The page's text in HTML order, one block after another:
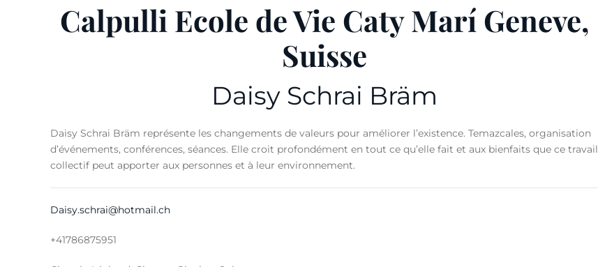
Calpulli Ecole de Vie Caty Marí Geneve,
Suisse
Daisy Schrai Bräm
Daisy Schrai Bräm représente les changements de valeurs pour améliorer l’existence. Temazcales, organisation
d’événements, conférences, séances. Elle croit profondément en tout ce qu’elle fait et aux bienfaits que ce travail
collectif peut apporter aux personnes et à leur environnement.
Daisy.schrai@hotmail.ch
+41786875951